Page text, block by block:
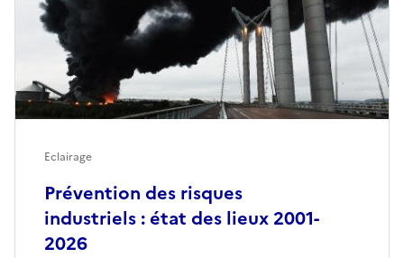
Prévention des risques
industriels : état des lieux 2001-
2026
Eclairage